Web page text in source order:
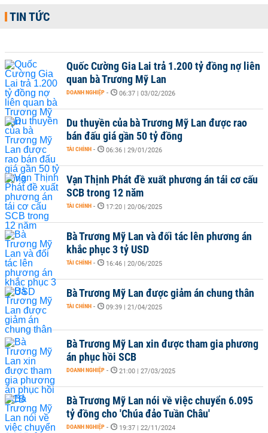
TIN TỨC
Quốc Cường Gia Lai trả 1.200 tỷ đồng nợ liên
quan bà Trương Mỹ Lan
DOANH NGHIỆP - 06:37 | 03/02/2026
Du thuyền của bà Trương Mỹ Lan được rao
bán đấu giá gần 50 tỷ đồng
TÀI CHÍNH - 06:36 | 29/01/2026
Vạn Thịnh Phát đề xuất phương án tái cơ cấu
SCB trong 12 năm
TÀI CHÍNH - 17:20 | 20/06/2025
Bà Trương Mỹ Lan và đối tác lên phương án
khắc phục 3 tỷ USD
TÀI CHÍNH - 16:46 | 20/06/2025
Bà Trương Mỹ Lan được giảm án chung thân
TÀI CHÍNH - 09:39 | 21/04/2025
Bà Trương Mỹ Lan xin được tham gia phương
án phục hồi SCB
DOANH NGHIỆP - 21:00 | 27/03/2025
Bà Trương Mỹ Lan nói về việc chuyển 6.095
tỷ đồng cho 'Chúa đảo Tuần Châu'
DOANH NGHIỆP - 19:37 | 22/11/2024